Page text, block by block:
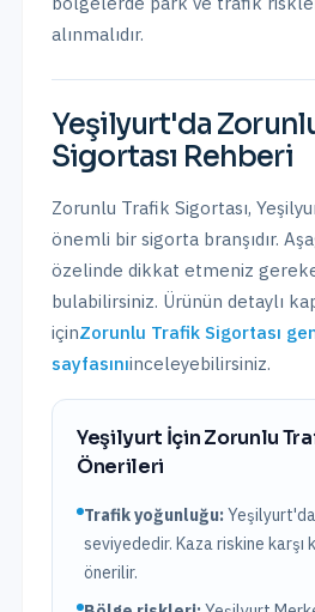
alınmalıdır.
Yeşilyurt'da
Sigortası Rehberi
Zorunlu Trafik Sigortası,
önemli bir sigorta branşıdır.
özelinde dikkat etmeniz
bulabilirsiniz. Ürünün detaylı
içinZorunlu Trafik Sigortası
sayfasınıinceleyebilirsiniz.
Yeşilyurt İçinZorunlu
Önerileri
Trafik yoğunluğu:Yeşilyurt
seviyededir. Kaza riskine karşı
önerilir.